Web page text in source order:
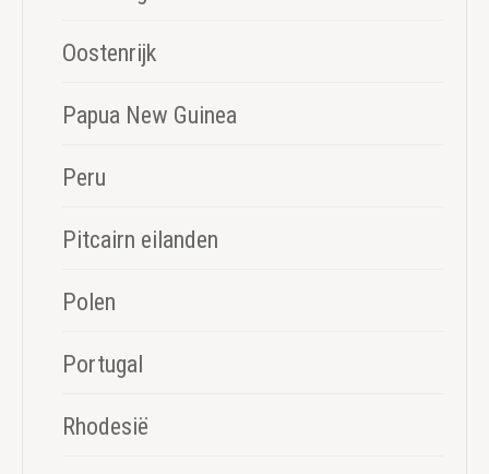
Oostenrijk
Papua New Guinea
Peru
Pitcairn eilanden
Polen
Portugal
Rhodesië